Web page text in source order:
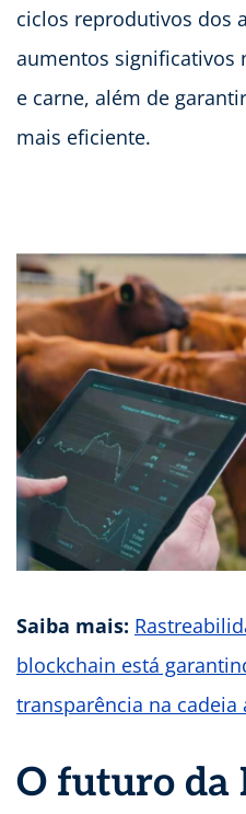
ciclos reprodutivos dos
aumentos significativos
e carne, além de
mais eficiente.
Saiba mais:
blockchain está
transparência na
O futuro da